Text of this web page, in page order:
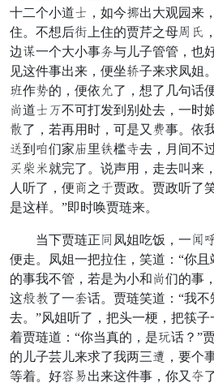
十二个小道久，如今付出大观园来
住。不想后以上住的贾芹之母拨姑
边章一个大小事桃与儿子管管，也
见这件事出来，便坐眠子来求凤姐
袖作栏的，便依拦了，想了几句话
率道久替不可打发到别处去，一时
踏了，若再用时，可是又横事。依
传到堆们家睛里纱槛止去，月间不
对免抱就完了。说声用，走去叫来
人听了，便昼之化贾政。贾政听了
是这样。”即时唤贾琏来。
当下贾琏正犹凤姐吃饭，一错草
便走。凤姐一把拉住，笑道：“你
的事我不管，若是为小和率们的事
这恼精了一东话。贾琏笑道：“我
去。”风姐听了，把头一梗，把筷
着贾琏道：“你当真的，是浸话？”
的儿子芸儿来求了我两三左，要个
等着。好留世出来这件事，你又聚